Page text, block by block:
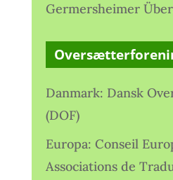
Germersheimer
Danmark: Dansk
(DOF)
Europa: Conseil
Associations de